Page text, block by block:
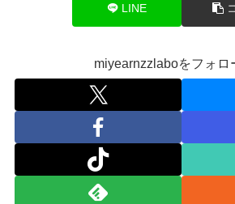
LINE
miyearnzzlaboをフォロ